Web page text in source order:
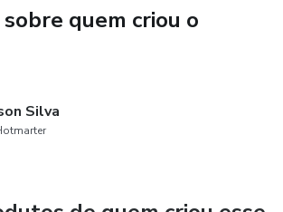
sobre quem criou o
Silva